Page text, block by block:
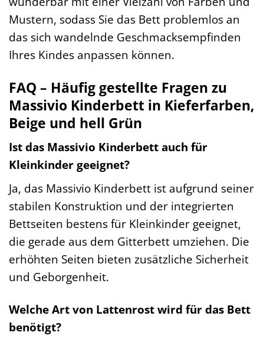
Mustern, sodass Sie das Bett problemlos an
das sich wandelnde Geschmacksempfinden
Ihres Kindes anpassen können.
FAQ – Häufig gestellte Fragen zu
Massivio Kinderbett in Kieferfarben,
Beige und hell Grün
Ist das Massivio Kinderbett auch für
Kleinkinder geeignet?
Ja, das Massivio Kinderbett ist aufgrund seiner
stabilen Konstruktion und der integrierten
Bettseiten bestens für Kleinkinder geeignet,
die gerade aus dem Gitterbett umziehen. Die
erhöhten Seiten bieten zusätzliche Sicherheit
und Geborgenheit.
Welche Art von Lattenrost wird für das Bett
benötigt?